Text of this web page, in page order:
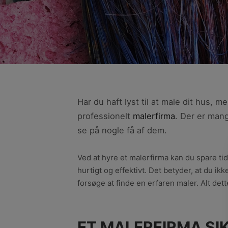
Har du haft lyst til at male dit hus,
professionelt malerfirma. Der er
se på nogle få af dem.
Ved at hyre et malerfirma kan du spare
hurtigt og effektivt. Det betyder, at du
forsøge at finde en erfaren maler. Alt